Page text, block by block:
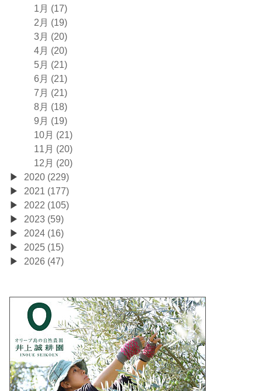
1月 (17)
2月 (19)
3月 (20)
4月 (20)
5月 (21)
6月 (21)
7月 (21)
8月 (18)
9月 (19)
10月 (21)
11月 (20)
12月 (20)
2020 (229)
2021 (177)
2022 (105)
2023 (59)
2024 (16)
2025 (15)
2026 (47)